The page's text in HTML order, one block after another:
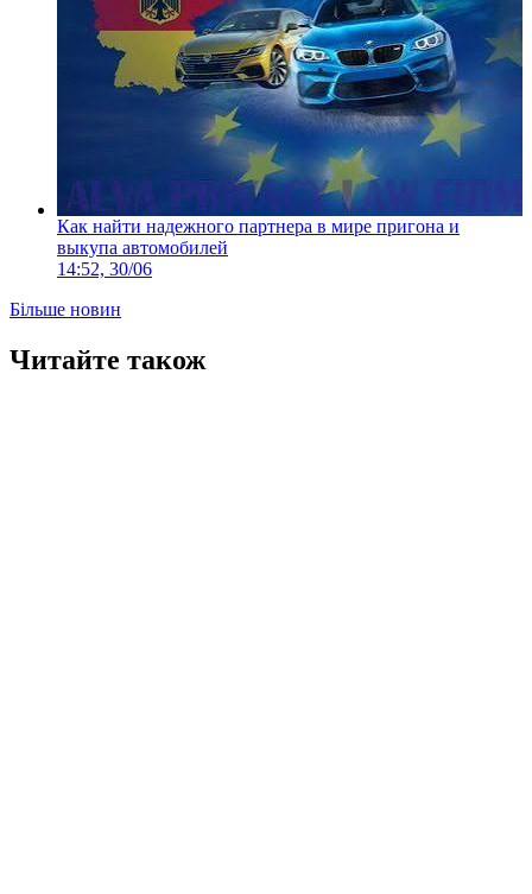
Как найти надежного партнера в мире пригона и
выкупа автомобилей
14:52, 30/06
Більше новин
Читайте також